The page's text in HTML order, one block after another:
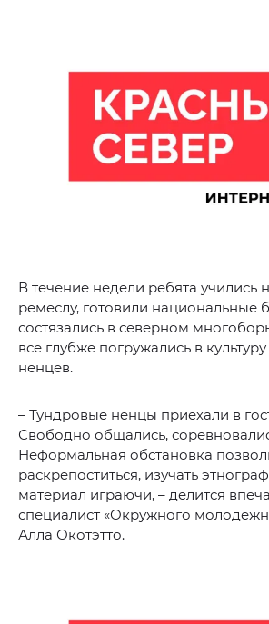
В течение недели ребята учились
ремеслу, готовили национальные
состязались в северном
все глубже погружались в
ненцев.
– Тундровые ненцы приехали в
Свободно общались,
Неформальная обстановка
раскрепоститься, изучать
материал играючи, – делится
специалист «Окружного
Алла Окотэтто.